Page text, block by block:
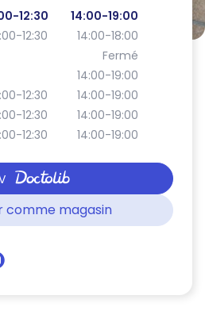
12:30
14:00-19:00
12:30
14:00-18:00
Fermé
14:00-19:00
12:30
14:00-19:00
12:30
14:00-19:00
12:30 14:00-19:00
comme magasin